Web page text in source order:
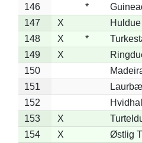
146
*
147
X
148
X *
149
X
150
151
152
153
X
154
X
Østlig